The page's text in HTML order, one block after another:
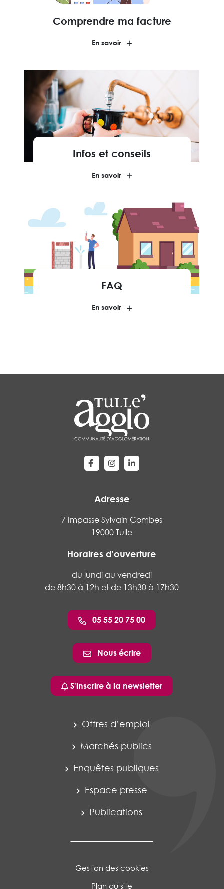
Comprendre ma facture
En savoir
Infos et conseils
En savoir
FAQ
En savoir
Lien vers le compte Facebook
Lien vers le compte Instagram
Lien vers le compte
Adresse
7 Impasse Sylvain Combes
19000 Tulle
Horaires d'ouverture
du lundi au vendredi
de 8h30 à 12h et de 13h30 à 17h30
05 55 20 75 00
Nous écrire
S'inscrire à la newsletter
Offres d’emploi
Marchés publics
Enquêtes publiques
Espace presse
Publications
Gestion des cookies
Plan du site